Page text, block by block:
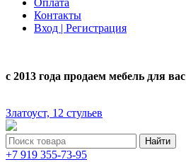
Оплата
Контакты
Вход | Регистрация
с 2013 года продаем мебель для вас
Златоуст, 12 стульев
+7 919 355-73-95